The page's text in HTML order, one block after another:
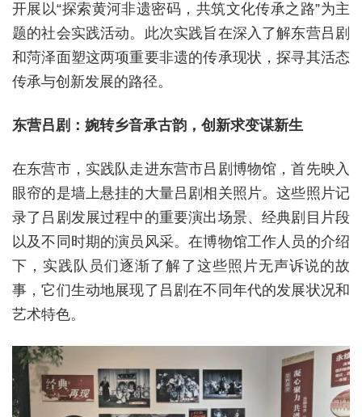
开展以“探索黄河非遗密码，共筑文化传承之路”为主
题的社会实践活动。此次实践旨在深入了解东营吕剧
和菏泽面塑这两项重要非遗的传承现状，探寻其活态
传承与创新发展的路径。
东营吕剧：婉转乡音承古韵，创新求变谋新生
在东营市，实践队走进东营市吕剧博物馆，首先映入
眼帘的是墙上悬挂的大量吕剧相关照片。这些照片记
录了吕剧发展过程中的重要演出场景、经典剧目片段
以及不同时期的演员风采。在博物馆工作人员的介绍
下，实践队员们逐渐了解了这些照片无声诉说的故
事，它们生动地展现了吕剧在不同年代的发展状况和
艺术特色。